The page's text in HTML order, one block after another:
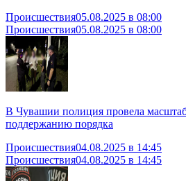
Происшествия05.08.2025 в 08:00
Происшествия05.08.2025 в 08:00
В Чувашии полиция провела
поддержанию порядка
Происшествия04.08.2025 в 14:45
Происшествия04.08.2025 в 14:45